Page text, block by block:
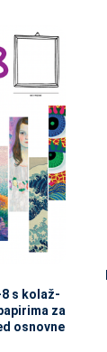
8 s kolaž-
za
osnovne